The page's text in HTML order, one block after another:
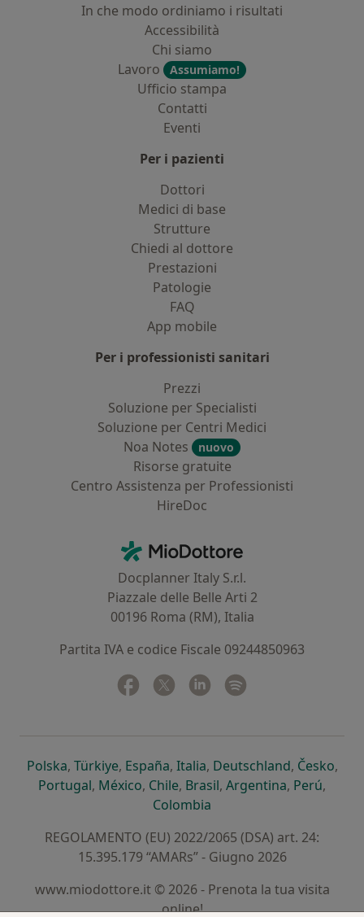
In che modo ordiniamo i risultati
Accessibilità
Chi siamo
Lavoro
Assumiamo!
Ufficio stampa
Contatti
Eventi
Per i pazienti
Dottori
Medici di base
Strutture
Chiedi al dottore
Prestazioni
Patologie
FAQ
App mobile
Per i professionisti sanitari
Prezzi
Soluzione per Specialisti
Soluzione per Centri Medici
Noa Notes
nuovo
Risorse gratuite
Centro Assistenza per Professionisti
HireDoc
MioDottore - Homepage
Docplanner Italy S.r.l.
Piazzale delle Belle Arti 2
00196 Roma (RM), Italia
Partita IVA e codice Fiscale 09244850963
Facebook
si apre in una nuova scheda
Twitter
si apre in una nuova scheda
Linkedin
si apre in una nuova
Polskasi apre in una nuova scheda
, Türkiyesi apre in una nuova scheda
, Españasi apre in una nuova scheda
, Italiasi apre in una nuova
, Deutschlandsi apre in
, Českosi
,
Portugalsi apre in una nuova scheda
, Méxicosi apre in una nuova scheda
, Chilesi apre in una nuova scheda
, Brasilsi apre in una nuova
, Argentinasi apre in
, Perúsi
,
Colombia
REGOLAMENTO (EU) 2022/2065 (DSA) art. 24:
15.395.179 “AMARs” - Giugno 2026
www.miodottore.it © 2026 - Prenota la tua visita
online!